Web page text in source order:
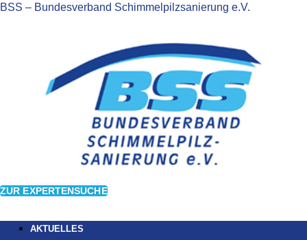
BSS – Bundesverband Schimmelpilzsanierung e.V.
ZUR EXPERTENSUCHE
AKTUELLES